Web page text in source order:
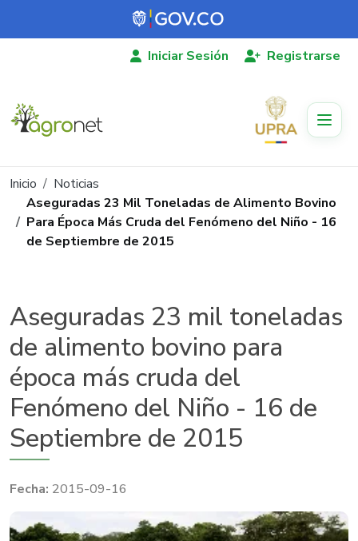
Pasar al contenido principal
Iniciar Sesión Registrarse
Ruta de navegación
Inicio
Noticias
Aseguradas 23 Mil Toneladas de Alimento Bovino
Para Época Más Cruda del Fenómeno del Niño - 16
de Septiembre de 2015
Aseguradas 23 mil toneladas
de alimento bovino para
época más cruda del
Fenómeno del Niño - 16 de
Septiembre de 2015
2015-09-16